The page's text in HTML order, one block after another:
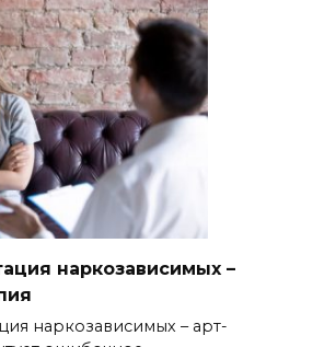
наркозависимых –
наркозависимых – арт-